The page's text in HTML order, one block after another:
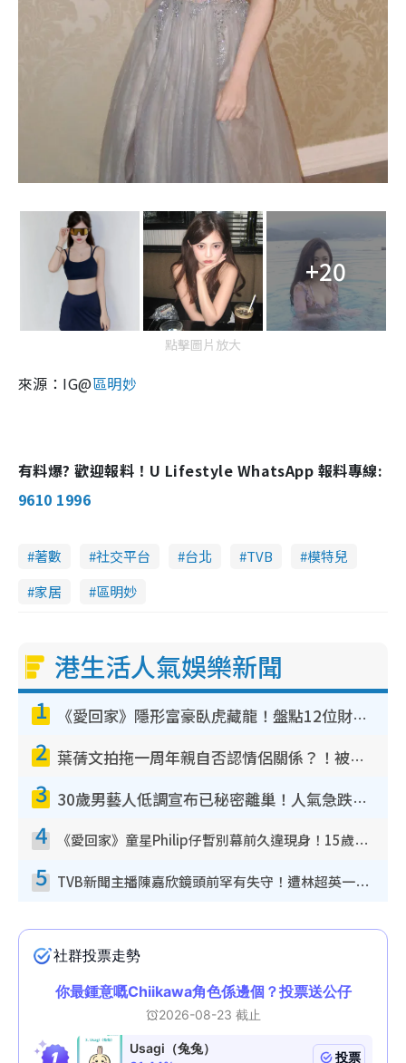
+20
點擊圖片放大
來源：IG@區明妙
有料爆? 歡迎報料！U Lifestyle WhatsApp 報料專線:
9610 1996
著數 社交平台 台北 TVB
模特兒
家居
區明妙
港生活人氣娛樂新聞
1 《愛回家》隱形富豪臥虎藏龍！盤點12位財氣逼人的有錢藝人：呢位靚女3億身家唔憂做
2 葉蒨文拍拖一周年親自否認情侶關係？！被質疑感情造假竟稱GM「普通同事」
3 30歲男藝人低調宣布已秘密離巢！人氣急跌變失蹤人口︰「這幾年過得並不容易」
4 《愛回家》童星Philip仔暫別幕前久違現身！15歲近況暴風長高蛻變帥氣少男
5 TVB新聞主播陳嘉欣鏡頭前罕有失守！遭林超英一句說話突襲嚇親當場大笑